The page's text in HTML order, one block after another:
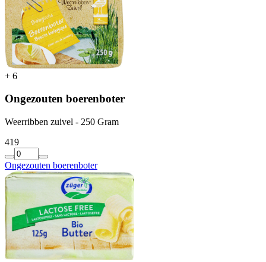
+ 6
Ongezouten boerenboter
Weerribben zuivel - 250 Gram
419
Ongezouten boerenboter